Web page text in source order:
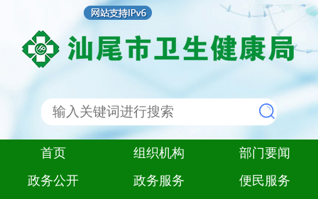
首页 组织机构
部门要闻
政务公开
政务服务
便民服务